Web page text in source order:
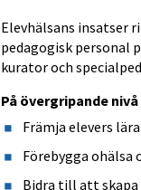
Elevhälsans insatser
pedagogisk personal
kurator och
På övergripande
Främja elevers
Förebygga ohälsa
Bidra till att skapa